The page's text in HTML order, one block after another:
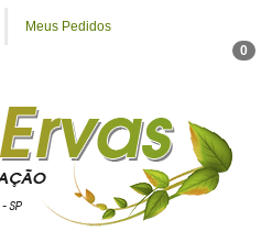
Meus Pedidos
0